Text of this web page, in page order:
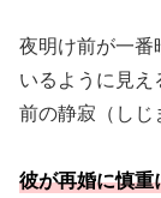
夜明け前が一番
いるように見
前の静寂（しじ
彼が再婚に慎